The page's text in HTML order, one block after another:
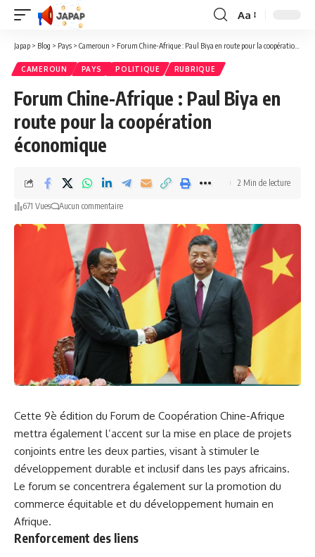
Redimensionner
Aa
Japap > Blog > Pays > Cameroun > Forum Chine-Afrique : Paul Biya en route pour la coopération économique
CAMEROUN PAYS POLITIQUE RUBRIQUE
Forum Chine-Afrique : Paul Biya en
route pour la coopération
économique
671 Vues Aucun commentaire
2 Min de lecture
Cette 9è édition du Forum de Coopération Chine-Afrique‌
mettra également l’accent sur la mise en place de projets
conjoints entre les deux ⁢parties, visant à stimuler le
développement durable et inclusif dans les pays‍ africains.​
Le forum se‌ concentrera⁣ également sur la‌ promotion du
commerce‍ équitable et ​du développement​ humain en
Afrique.
Renforcement des liens